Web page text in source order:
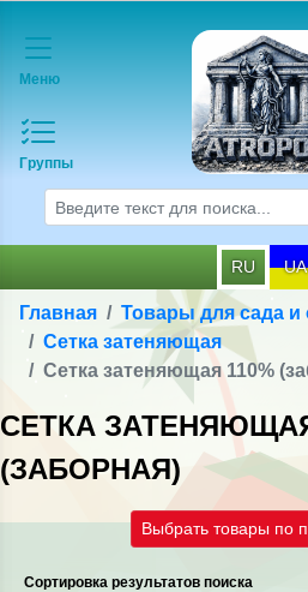
Меню
Группы
RU UA
Главная
Товары для сада и
Сетка затеняющая
Сетка затеняющая 110%
СЕТКА ЗАТЕНЯЮЩАЯ
(ЗАБОРНАЯ)
Выбрать товары по
Сортировка результатов поиска